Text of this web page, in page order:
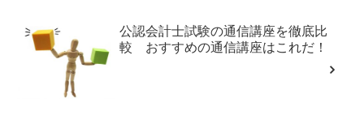
公認会計士試験の通信講座を徹底比
較 おすすめの通信講座はこれだ！